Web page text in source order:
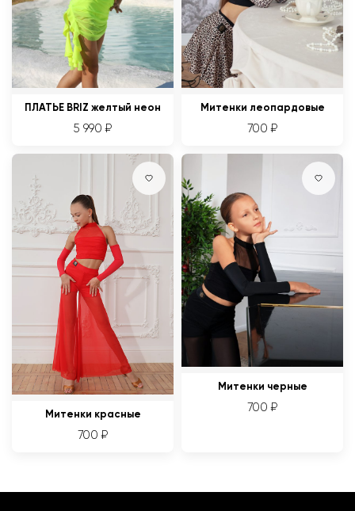
ПЛАТЬЕ BRIZ желтый неон
5 990₽
Митенки леопардовые
700₽
Митенки красные
700₽
Митенки черные
700₽